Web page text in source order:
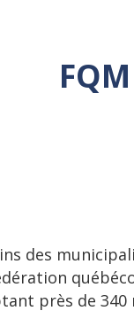
des
près de 340